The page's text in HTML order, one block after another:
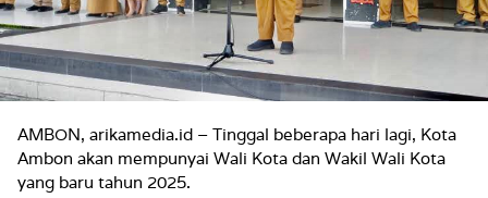
AMBON, arikamedia.id – Tinggal beberapa hari lagi, Kota
Ambon akan mempunyai Wali Kota dan Wakil Wali Kota
yang baru tahun 2025.